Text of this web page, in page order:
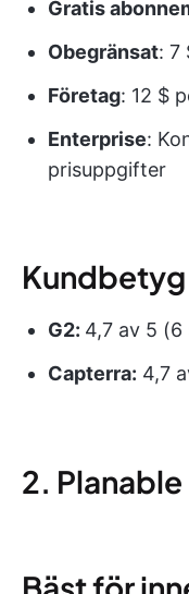
Gratis
Obegränsat: 7
Företag: 12 $
Enterprise:
prisuppgifter
G2: 4,7 av 5 (6
Capterra: 4,7
2. Planable